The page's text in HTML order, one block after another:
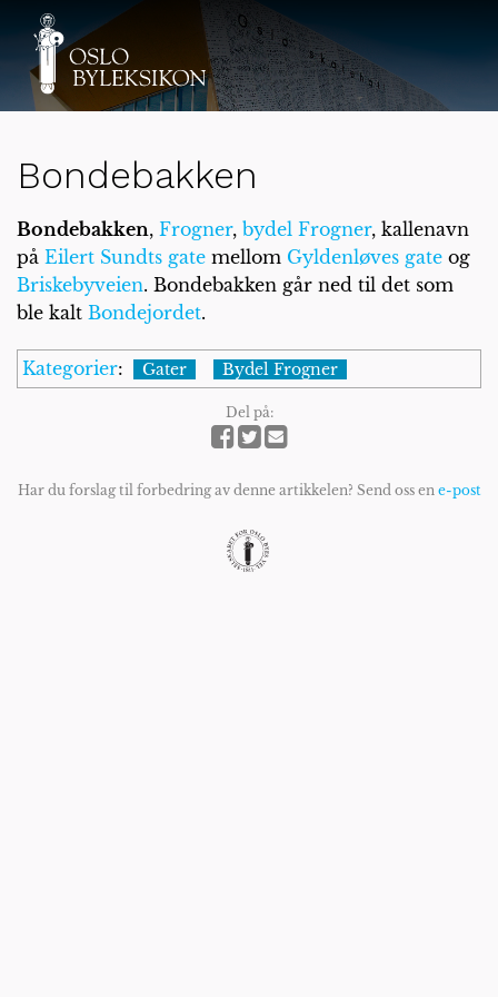
Bondebakken
Bondebakken, Frogner, bydel Frogner, kallenavn
på Eilert Sundts gate mellom Gyldenløves gate og
Briskebyveien. Bondebakken går ned til det som
ble kalt Bondejordet.
Kategorier: Gater Bydel Frogner
Del på:
Har du forslag til forbedring av denne artikkelen? Send oss en e-post